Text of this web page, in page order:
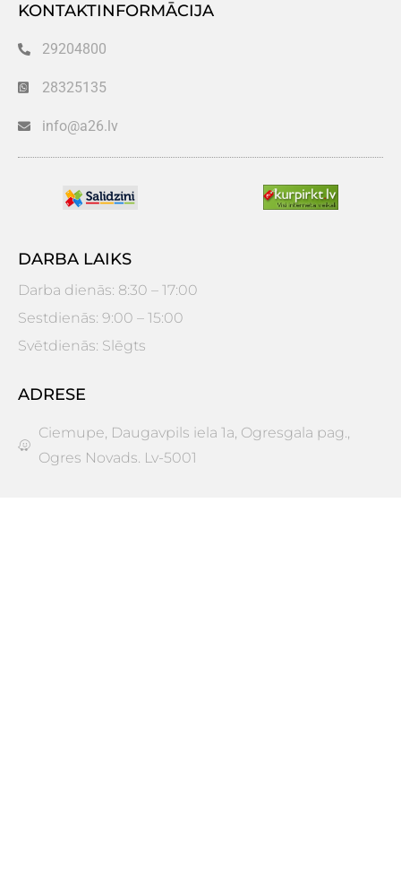
KONTAKTINFORMĀCIJA
29204800
28325135
info@a26.lv
DARBA LAIKS
Darba dienās: 8:30 – 17:00
Sestdienās: 9:00 – 15:00
Svētdienās: Slēgts
ADRESE
Ciemupe, Daugavpils iela 1a, Ogresgala pag.,
Ogres Novads. Lv-5001